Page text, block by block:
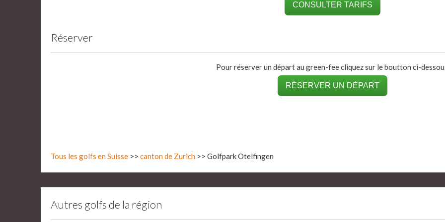
CONSULTER TARIFS
Réserver
Pour réserver un départ au green-fee cliquez sur le boutton ci-
RÉSERVER UN DÉPART
Tous les golfs en Suisse >> canton de Zurich >> Golfpark Otelfingen
Autres golfs de la région